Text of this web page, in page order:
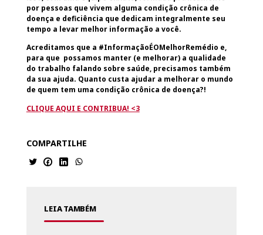
por pessoas que vivem alguma condição crônica de
doença e deficiência que dedicam integralmente seu
tempo a levar melhor informação a você.
Acreditamos que a #InformaçãoÉOMelhorRemédio e,
para que possamos manter (e melhorar) a qualidade
do trabalho falando sobre saúde, precisamos também
da sua ajuda. Quanto custa ajudar a melhorar o mundo
de quem tem uma condição crônica de doença?!
CLIQUE AQUI E CONTRIBUA! <3
COMPARTILHE
LEIA TAMBÉM